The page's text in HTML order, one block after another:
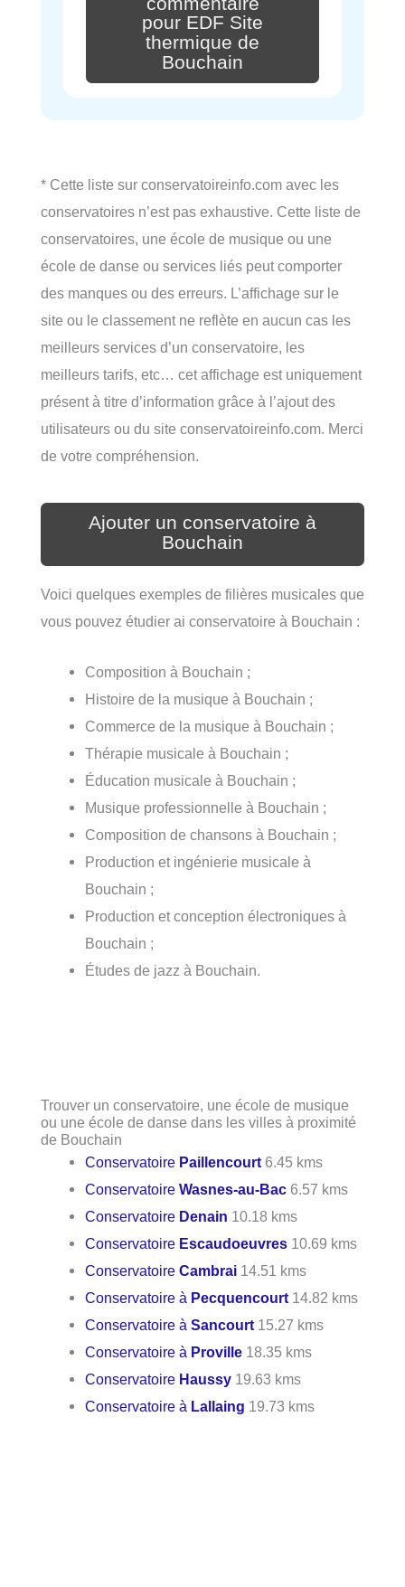
pour EDF Site
thermique de
Bouchain
* Cette liste sur conservatoireinfo.com avec les
conservatoires n’est pas exhaustive. Cette liste de
conservatoires, une école de musique ou une
école de danse ou services liés peut comporter
des manques ou des erreurs. L’affichage sur le
site ou le classement ne reflète en aucun cas les
meilleurs services d’un conservatoire, les
meilleurs tarifs, etc… cet affichage est uniquement
présent à titre d’information grâce à l’ajout des
utilisateurs ou du site conservatoireinfo.com. Merci
de votre compréhension.
Ajouter un conservatoire à
Bouchain
Voici quelques exemples de filières musicales que
vous pouvez étudier ai conservatoire à Bouchain :
Composition à Bouchain ;
Histoire de la musique à Bouchain ;
Commerce de la musique à Bouchain ;
Thérapie musicale à Bouchain ;
Éducation musicale à Bouchain ;
Musique professionnelle à Bouchain ;
Composition de chansons à Bouchain ;
Production et ingénierie musicale à
Bouchain ;
Production et conception électroniques à
Bouchain ;
Études de jazz à Bouchain.
Trouver un conservatoire, une école de musique
ou une école de danse dans les villes à proximité
de Bouchain
Conservatoire Paillencourt 6.45 kms
ConservatoireWasnes-au-Bac 6.57 kms
Conservatoire Denain 10.18 kms
Conservatoire Escaudoeuvres 10.69 kms
ConservatoireCambrai 14.51 kms
Conservatoire à Pecquencourt 14.82 kms
Conservatoire àSancourt 15.27 kms
Conservatoire à Proville 18.35 kms
Conservatoire Haussy 19.63 kms
Conservatoire à Lallaing 19.73 kms